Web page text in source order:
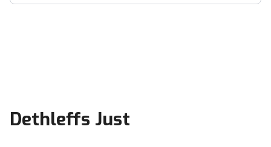
Dethleffs Just